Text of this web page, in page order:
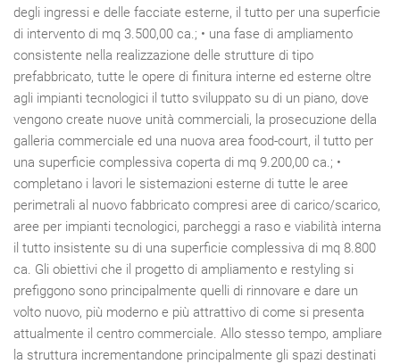
degli ingressi e delle facciate esterne, il tutto per una superficie
di intervento di mq 3.500,00 ca.; • una fase di ampliamento
consistente nella realizzazione delle strutture di tipo
prefabbricato, tutte le opere di finitura interne ed esterne oltre
agli impianti tecnologici il tutto sviluppato su di un piano, dove
vengono create nuove unità commerciali, la prosecuzione della
galleria commerciale ed una nuova area food-court, il tutto per
una superficie complessiva coperta di mq 9.200,00 ca.; •
completano i lavori le sistemazioni esterne di tutte le aree
perimetrali al nuovo fabbricato compresi aree di carico/scarico,
aree per impianti tecnologici, parcheggi a raso e viabilità interna
il tutto insistente su di una superficie complessiva di mq 8.800
ca. Gli obiettivi che il progetto di ampliamento e restyling si
prefiggono sono principalmente quelli di rinnovare e dare un
volto nuovo, più moderno e più attrattivo di come si presenta
attualmente il centro commerciale. Allo stesso tempo, ampliare
la struttura incrementandone principalmente gli spazi destinati